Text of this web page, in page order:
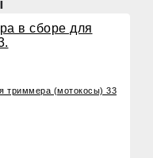
триммера (мотокосы) 33